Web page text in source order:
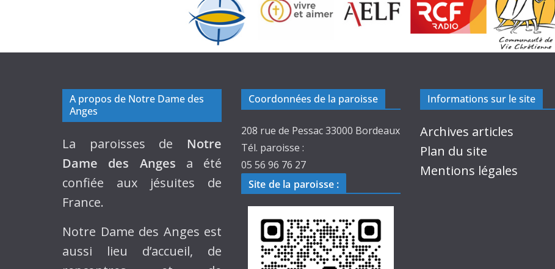
A propos de Notre Dame des
Anges
La paroisses de Notre
Dame des Anges a été
confiée aux jésuites de
France.
Notre Dame des Anges est
aussi lieu d’accueil, de
Coordonnées de la paroisse
208 rue de Pessac 33000 Bordeaux
Tél. paroisse :
05 56 96 76 27
Site de la paroisse :
Informations sur le site
Archives articles
Plan du site
Mentions légales